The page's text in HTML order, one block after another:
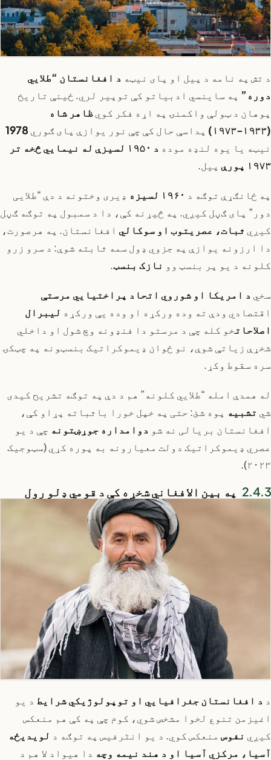
د تش په نامه د پیل او پای نیټه د افغانستان “طلايي
دوره” په ساینسي ادبیاتو کې توپیر لري. ځینې تاریخ
پوهان د ټولې واکمنۍ په اړه فکر کويظاهر شاه
(۱۹۳۳-۱۹۷۳)
پداسې حال کې چې نور یوازې پای ګوري 1978
نیټه یا یوه لنډه موده
د ۱۹۵۰ لسیزې له نیمایي څخه تر
۱۹۷۳ پورې
پیل.
په ځانګړې توګه د ۱۹۶۰ لسیزه
ډیری وختونه د دې “طلایی
دور” پای ګڼل کیږي. په څیړنه کې، دا د سمبول په توګه ګڼل
کیږي ثبات، عصريتوب او سوکالي افغانستان. په هرصورت،
دا ارزونه یوازې په جزوي ډول سمه ثابته شوې: د سرو زرو
کلونه د یو پر بنسټ وو نازک بنسټ.
سخي د امریکا او شوروي اتحاد پراختیایي مرستې
اقتصادي ودې ته وده ورکړه او وده یې ورکړه لیبرال
اصلاحاتخو کله چې د مرستو دا فنډونه وچ شول او داخلي
شخړې زیاتې شوې، نو ځوان ډیموکراتیک بنسټونه په چټکۍ
سره سقوط وکړ.
له همدې امله “طلايي کلونه” هم د دې په توګه تشریح کیدی
شي تشبیه پوه شئ: حتی په خپل خورا باثباته پړاو کې،
افغانستان بریالی نه شو دوامداره جوړښتونه چې د یو
عصري ډیموکراتیک دولت معیارونه به پوره کړي (سټوجیک
۲۰۲۳).
په بین الافغاني شخړه کې د قومي ډلو رول
د د افغانستان جغرافیایي او توپولوژیکي شرایط د یو
اغیزمن تنوع لخوا مشخص شوي، کوم چې په کې هم منعکس
کیږي نفوس منعکس کوي. د یو انٹرفیس په توګه د لویدیځه
آسیا، مرکزي آسیا او د هند نیمه وچه دا هیواد لا هم د